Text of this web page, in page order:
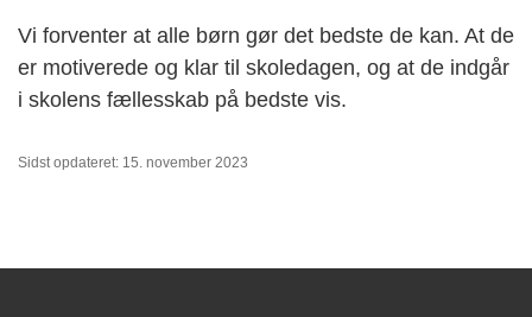
Vi forventer at alle børn gør det bedste de kan. At de
er motiverede og klar til skoledagen, og at de indgår
i skolens fællesskab på bedste vis.
Sidst opdateret: 15. november 2023